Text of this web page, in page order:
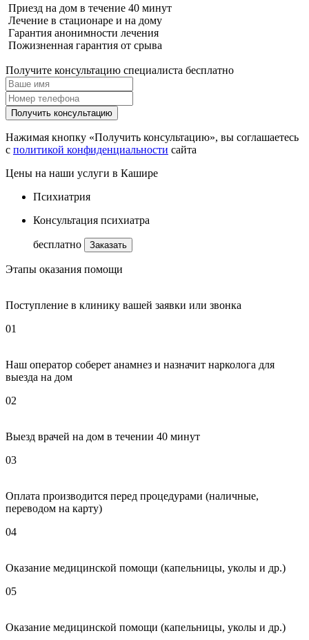
Приезд на дом в течение 40 минут
Лечение в стационаре и на дому
Гарантия анонимности лечения
Пожизненная гарантия от срыва
Получите консультацию специалиста бесплатно
Получить консультацию
Нажимая кнопку «Получить консультацию», вы соглашаетесь
с политикой конфиденциальности сайта
Цены на наши услуги в Кашире
Психиатрия
Консультация психиатра
бесплатно Заказать
Этапы оказания помощи
Поступление в клинику вашей заявки или звонка
01
Наш оператор соберет анамнез и назначит нарколога для
выезда на дом
02
Выезд врачей на дом в течении 40 минут
03
Оплата производится перед процедурами (наличные,
переводом на карту)
04
Оказание медицинской помощи (капельницы, уколы и др.)
05
Оказание медицинской помощи (капельницы, уколы и др.)